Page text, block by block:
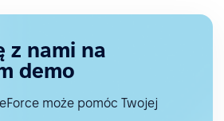
z nami na
demo
może pomóc Twojej